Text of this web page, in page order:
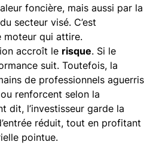
foncière, mais aussi par la
secteur visé. C’est
moteur qui attire.
accroît le risque. Si le
suit. Toutefois, la
de professionnels aguerris
renforcent selon la
dit, l’investisseur garde la
réduit, tout en profitant
pointue.